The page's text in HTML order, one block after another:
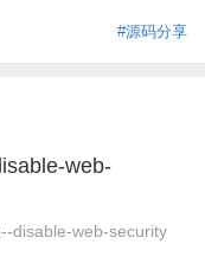
#源码分享
web-
disable-web-security